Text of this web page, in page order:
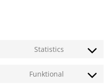
Statistics
Consent
service
Funktional Consent